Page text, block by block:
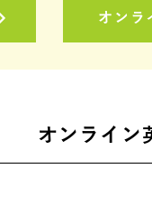
オン
オンライ